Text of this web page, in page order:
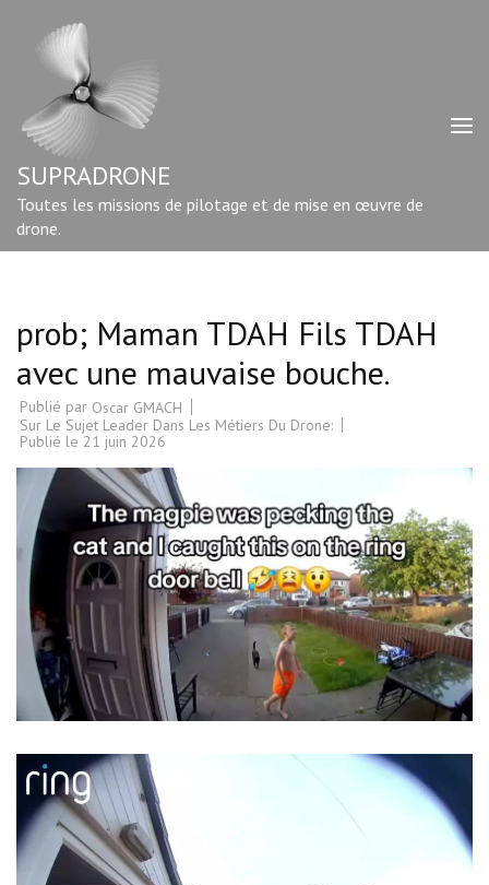
contenu
Entrée)
SUPRADRONE
Toutes les missions de pilotage et de mise en œuvre de
drone.
prob; Maman TDAH Fils TDAH
avec une mauvaise bouche.
Publié par Oscar GMACH
Sur Le Sujet Leader Dans Les Métiers Du Drone:
Publié le 21 juin 2026